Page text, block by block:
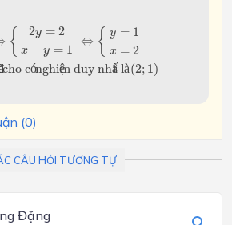
{ 2y = 2
x − y = 1
⇔ { y = 1
x = 2
{2 y= −y {y x=
cho có
nghiệ
m duy nhấ
t là(2; 1 )
đã cho có nghiệm duy nhất là
(0)
CÂU HỎI TƯƠNG TỰ
Đặng